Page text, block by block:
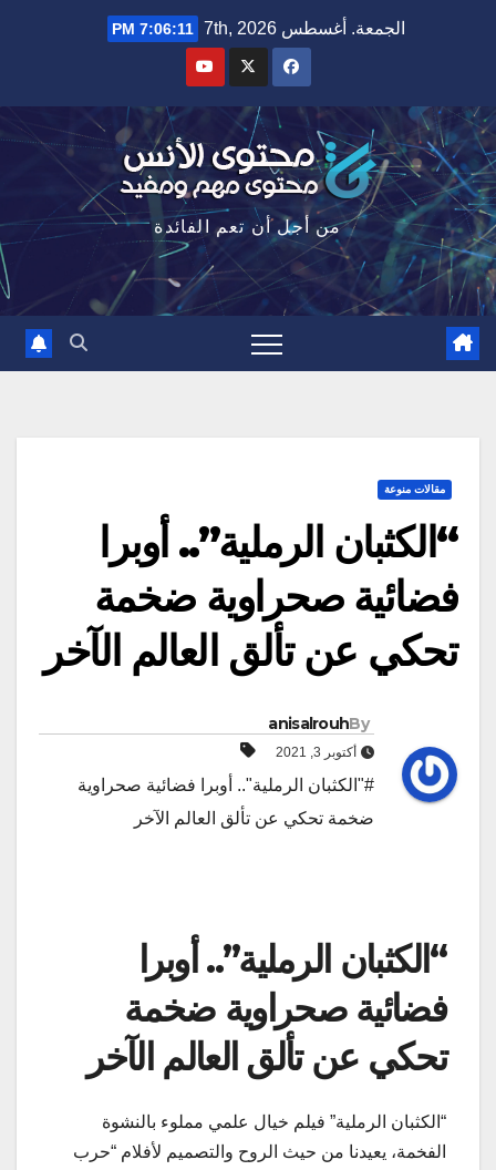
الجمعة. أغسطس 7th, 2026 7:06:12 PM
من أجل أن تعم الفائدة
مقالات منوعة
“الكثبان الرملية”.. أوبرا
فضائية صحراوية ضخمة
تحكي عن تألق العالم الآخر
By
anisalrouh
أكتوبر 3, 2021
#"الكثبان الرملية".. أوبرا فضائية صحراوية
ضخمة تحكي عن تألق العالم الآخر
“الكثبان الرملية”.. أوبرا
فضائية صحراوية ضخمة
تحكي عن تألق العالم الآخر
“الكثبان الرملية” فيلم خيال علمي مملوء بالنشوة
الفخمة، يعيدنا من حيث الروح والتصميم لأفلام “حرب